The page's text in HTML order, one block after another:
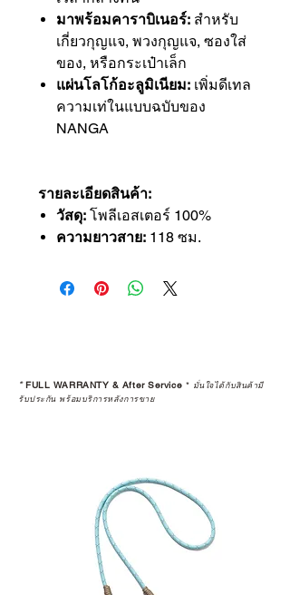
มาพร้อมคาราบิเนอร์: สำหรับ
เกี่ยวกุญแจ, พวงกุญแจ, ซองใส่
ของ, หรือกระเป๋าเล็ก
แผ่นโลโก้อะลูมิเนียม: เพิ่มดีเทล
ความเท่ในแบบฉบับของ
NANGA
รายละเอียดสินค้า:
วัสดุ: โพลีเอสเตอร์ 100%
ความยาวสาย: 118 ซม.
*FULL WARRANTY & After Service * มั่นใจได้กับสินค้ามี
รับประกัน พร้อมบริการหลังการขาย